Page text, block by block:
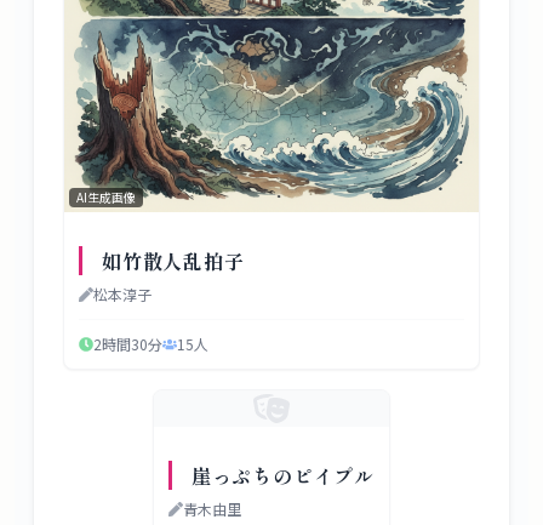
AI生成画像
如竹散人乱拍子
松本淳子
2時間30分 15人
崖っぷちのピイプル
青木由里